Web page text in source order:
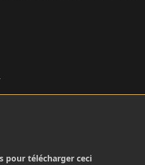
pour télécharger ceci